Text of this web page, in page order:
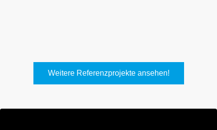
Weitere Referenzprojekte ansehen!